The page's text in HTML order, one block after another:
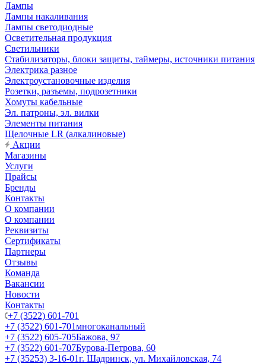
Лампы
Лампы накаливания
Лампы светодиодные
Осветительная продукция
Светильники
Стабилизаторы, блоки защиты, таймеры, источники питания
Электрика разное
Электроустановочные изделия
Розетки, разъемы, подрозетники
Хомуты кабельные
Эл. патроны, эл. вилки
Элементы питания
Щелочные LR (алкалиновые)
Акции
Магазины
Услуги
Прайсы
Бренды
Контакты
О компании
О компании
Реквизиты
Сертификаты
Партнеры
Отзывы
Команда
Вакансии
Новости
Контакты
+7 (3522) 601-701
+7 (3522) 601-701многоканальный
+7 (3522) 605-705Бажова, 97
+7 (3522) 601-707Бурова-Петрова, 60
+7 (35253) 3-16-01г. Шадринск, ул. Михайловская, 74